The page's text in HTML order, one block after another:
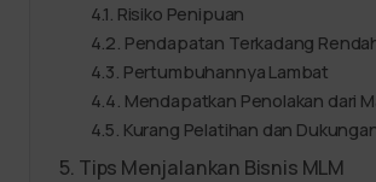
Risiko Penipuan
Pendapatan Terkadang
Pertumbuhannya Lambat
Mendapatkan Penolakan dari
Kurang Pelatihan dan
Tips Menjalankan Bisnis MLM